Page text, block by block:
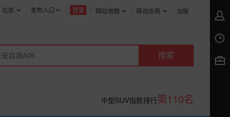
网站地图 移动应用 出版
登录
发布入口
北京
中型SUV指数排行第110名